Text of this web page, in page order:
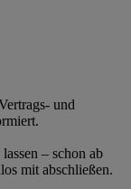
und
– schon ab
mit abschließen.